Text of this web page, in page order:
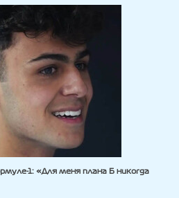
1: «Для меня плана Б никогда